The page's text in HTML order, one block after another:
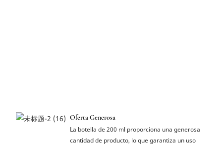
Oferta Generosa
La botella de 200 ml proporciona una generosa
cantidad de producto, lo que garantiza un uso